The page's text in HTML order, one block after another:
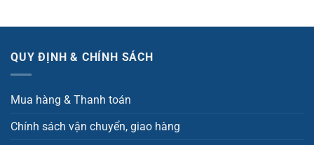
QUY ĐỊNH & CHÍNH SÁCH
Mua hàng & Thanh toán
Chính sách vận chuyển, giao hàng